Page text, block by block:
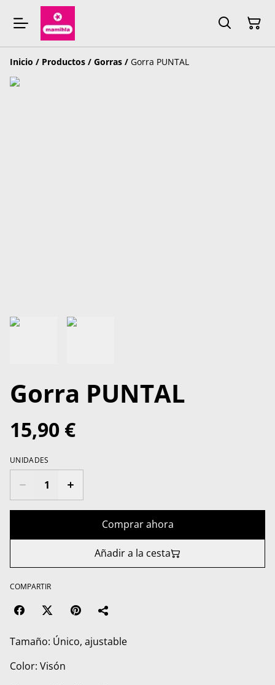
Inicio / Productos / Gorras / Gorra PUNTAL
Gorra PUNTAL
15,90 €
UNIDADES
Comprar ahora
Añadir a la cesta
COMPARTIR
Tamaño: Único, ajustable
Color: Visón